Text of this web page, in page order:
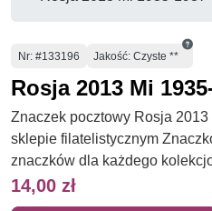
Numer
Nr: #133196 Jakość: Czyste **
Rosja 2013 Mi
Znaczek pocztowy Rosja
sklepie filatelistycznym
znaczków dla każdego
14,00 zł